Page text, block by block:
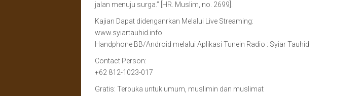
jalan menuju surga.” [HR. Muslim, no. 2699].
Kajian Dapat didenganrkan Melalui Live Streaming:
www.syiartauhid.info
Handphone BB/Android melalui Aplikasi Tunein Radio : Syiar Tauhid
Contact Person:
+62 812-1023-017
Gratis: Terbuka untuk umum, muslimin dan muslimat